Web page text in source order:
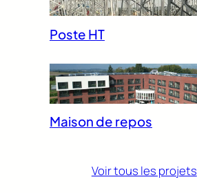
Poste HT
Maison de repos
Voir tous les projets